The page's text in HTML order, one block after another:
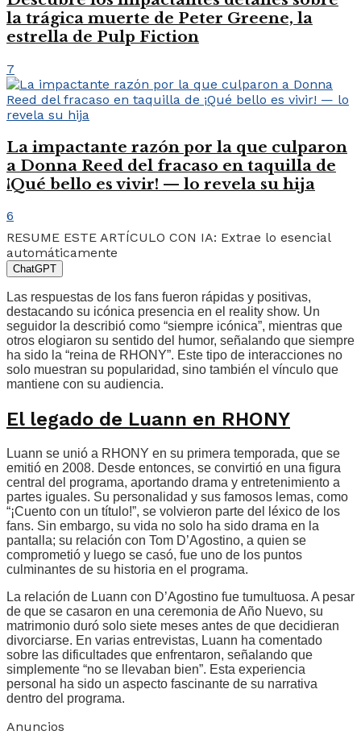
la trágica muerte de Peter Greene, la
estrella de Pulp Fiction
7
La impactante razón por la que culparon
a Donna Reed del fracaso en taquilla de
¡Qué bello es vivir! — lo revela su hija
6
RESUME ESTE ARTÍCULO CON IA: Extrae lo esencial
automáticamente
ChatGPT
Las respuestas de los fans fueron rápidas y positivas,
destacando su icónica presencia en el reality show. Un
seguidor la describió como “siempre icónica”, mientras que
otros elogiaron su sentido del humor, señalando que siempre
ha sido la “reina de RHONY”. Este tipo de interacciones no
solo muestran su popularidad, sino también el vínculo que
mantiene con su audiencia.
El legado de Luann en RHONY
Luann se unió a RHONY en su primera temporada, que se
emitió en 2008. Desde entonces, se convirtió en una figura
central del programa, aportando drama y entretenimiento a
partes iguales. Su personalidad y sus famosos lemas, como
“¡Cuento con un título!”, se volvieron parte del léxico de los
fans. Sin embargo, su vida no solo ha sido drama en la
pantalla; su relación con Tom D’Agostino, a quien se
comprometió y luego se casó, fue uno de los puntos
culminantes de su historia en el programa.
La relación de Luann con D’Agostino fue tumultuosa. A pesar
de que se casaron en una ceremonia de Año Nuevo, su
matrimonio duró solo siete meses antes de que decidieran
divorciarse. En varias entrevistas, Luann ha comentado
sobre las dificultades que enfrentaron, señalando que
simplemente “no se llevaban bien”. Esta experiencia
personal ha sido un aspecto fascinante de su narrativa
dentro del programa.
Anuncios